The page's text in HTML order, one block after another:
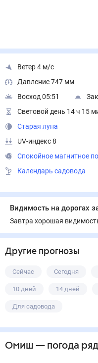
Ветер 4 м/с
Давление 747 мм
Восход 05:51
Световой день 14 ч 15
Старая луна
UV-индекс 8
Спокойное магнитное
Календарь садовода
Видимость на дорогах
Завтра хорошая
Другие прогнозы
Сейчас Сегодня
10 дней 14 дней
Для садовода
Омиш — погода